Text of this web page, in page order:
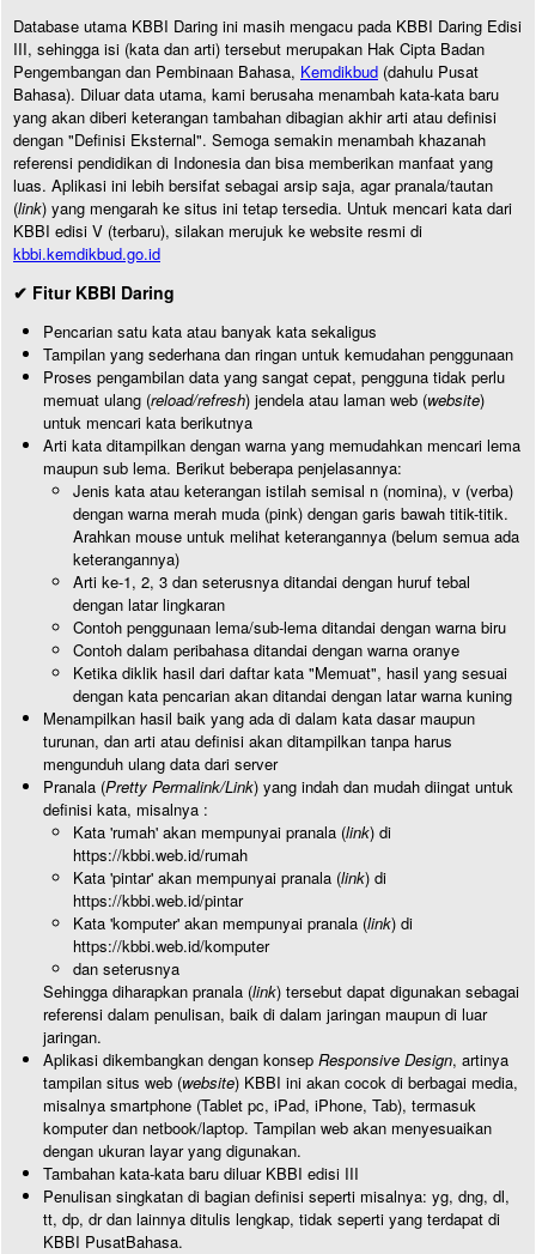
Database utama KBBI Daring ini masih mengacu pada KBBI Daring Edisi
III, sehingga isi (kata dan arti) tersebut merupakan Hak Cipta Badan
Pengembangan dan Pembinaan Bahasa, Kemdikbud (dahulu Pusat
Bahasa). Diluar data utama, kami berusaha menambah kata-kata baru
yang akan diberi keterangan tambahan dibagian akhir arti atau definisi
dengan "Definisi Eksternal". Semoga semakin menambah khazanah
referensi pendidikan di Indonesia dan bisa memberikan manfaat yang
luas. Aplikasi ini lebih bersifat sebagai arsip saja, agar pranala/tautan
(link) yang mengarah ke situs ini tetap tersedia. Untuk mencari kata dari
KBBI edisi V (terbaru), silakan merujuk ke website resmi di
kbbi.kemdikbud.go.id
✔ Fitur KBBI Daring
Pencarian satu kata atau banyak kata sekaligus
Tampilan yang sederhana dan ringan untuk kemudahan penggunaan
Proses pengambilan data yang sangat cepat, pengguna tidak perlu
memuat ulang (reload/refresh) jendela atau laman web (website)
untuk mencari kata berikutnya
Arti kata ditampilkan dengan warna yang memudahkan mencari lema
maupun sub lema. Berikut beberapa penjelasannya:
Jenis kata atau keterangan istilah semisal n (nomina), v (verba)
dengan warna merah muda (pink) dengan garis bawah titik-titik.
Arahkan mouse untuk melihat keterangannya (belum semua ada
keterangannya)
Arti ke-1, 2, 3 dan seterusnya ditandai dengan huruf tebal
dengan latar lingkaran
Contoh penggunaan lema/sub-lema ditandai dengan warna biru
Contoh dalam peribahasa ditandai dengan warna oranye
Ketika diklik hasil dari daftar kata "Memuat", hasil yang sesuai
dengan kata pencarian akan ditandai dengan latar warna kuning
Menampilkan hasil baik yang ada di dalam kata dasar maupun
turunan, dan arti atau definisi akan ditampilkan tanpa harus
mengunduh ulang data dari server
Pranala (Pretty Permalink/Link) yang indah dan mudah diingat untuk
definisi kata, misalnya :
Kata 'rumah' akan mempunyai pranala (link) di
https://kbbi.web.id/rumah
Kata 'pintar' akan mempunyai pranala (link) di
https://kbbi.web.id/pintar
Kata 'komputer' akan mempunyai pranala (link) di
https://kbbi.web.id/komputer
dan seterusnya
Sehingga diharapkan pranala (link) tersebut dapat digunakan sebagai
referensi dalam penulisan, baik di dalam jaringan maupun di luar
jaringan.
Aplikasi dikembangkan dengan konsep Responsive Design, artinya
tampilan situs web (website) KBBI ini akan cocok di berbagai media,
misalnya smartphone (Tablet pc, iPad, iPhone, Tab), termasuk
komputer dan netbook/laptop. Tampilan web akan menyesuaikan
dengan ukuran layar yang digunakan.
Tambahan kata-kata baru diluar KBBI edisi III
Penulisan singkatan di bagian definisi seperti misalnya: yg, dng, dl,
tt, dp, dr dan lainnya ditulis lengkap, tidak seperti yang terdapat di
KBBI PusatBahasa.